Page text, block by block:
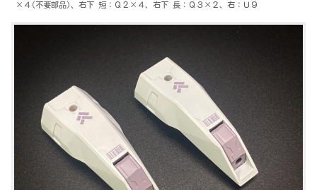
×４(不要部品)、右下 短：Ｑ２×４、右下 長：Ｑ３×２、右：Ｕ９